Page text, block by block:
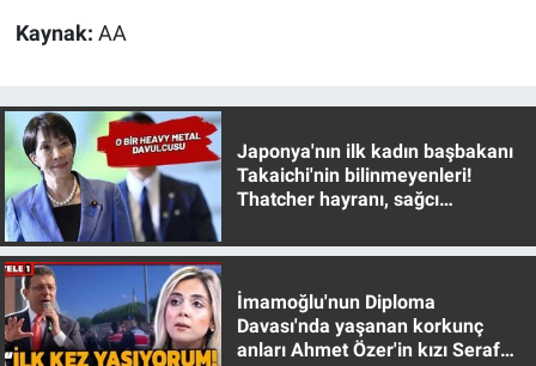
Kaynak: AA
Japonya'nın ilk kadın başbakanı
Takaichi'nin bilinmeyenleri!
Thatcher hayranı, sağcı
İmamoğlu'nun Diploma
Davası'nda yaşanan korkunç
anları Ahmet Özer'in kızı Seraf